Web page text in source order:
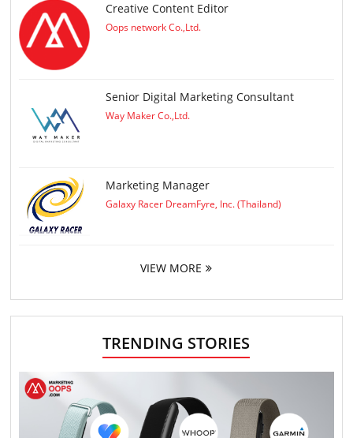
Creative Content Editor
Oops network Co.,Ltd.
Senior Digital Marketing Consultant
Way Maker Co.,Ltd.
Marketing Manager
Galaxy Racer DreamFyre, Inc. (Thailand)
VIEW MORE
TRENDING STORIES